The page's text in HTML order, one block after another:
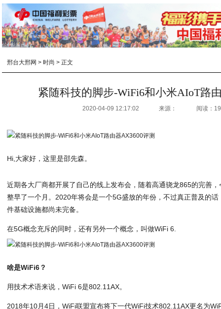
邢台大邢网 > 时尚 > 正文
紧随科技的脚步-WiFi6和小米AIoT路
2020-04-09 12:17:02 来源： 阅读：
Hi,大家好，这里是邵先森。
近期各大厂商都开展了自己的线上发布会，随着高通骁龙865的完善
整早了一个月。2020年将会是一个5G盛放的年份，不过真正普及的
件基础设施都尚未完备。
在5G概念充斥的同时，还有另外一个概念，叫做WiFi 6.
啥是WiFi6？
用技术术语来说，WiFi 6是802.11AX。
2018年10月4日，WiFi联盟宣布将下一代WiFi技术802.11AX更名为